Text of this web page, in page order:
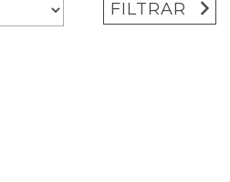
FILTRAR